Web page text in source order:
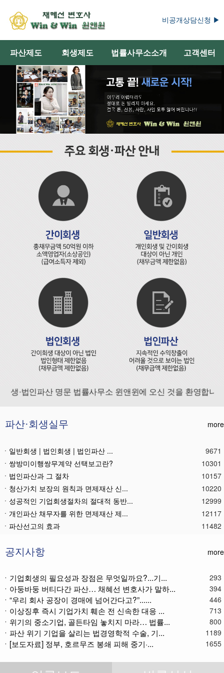
비공개상담신청 ▶
파산제도 회생제도 법률사무소소개 고객센터
·법인파산 명문 법률사무소 윈앤윈에 오신 것을 환영합니다.
파산·회생실무 more
ㆍ일반회생 | 법인회생 | 법인파산 ...
9671
ㆍ쌍방미이행쌍무계약 선택보고란?
10301
ㆍ법인파산과 그 절차
10157
ㆍ청산가치 보장의 원칙과 면제재산 신...
10220
ㆍ성공적인 기업회생절차의 절대적 동반...
12999
ㆍ개인파산 채무자를 위한 면제재산 제...
12117
ㆍ파산선고의 효과
11482
ㆍ법인파산재단의 자산 양수
11800
ㆍ법인파산절차를 통한 대표이사의 면책...
11805
ㆍ법인파산 후 이사의 연대보증책임 해...
11582
ㆍ법인파산절차와 기업회생절차 개요
11879
ㆍ개인회생재단채권(우선권이 있는 채권...
11122
ㆍ개인회생재단이란?
11052
ㆍ개인회생채권이란?
11286
ㆍ가용소득이란?
ㆍ회생신청 후 경매절차 정지신청은?
11382
공지사항 more
ㆍ기업회생의 필요성과 장점은 무엇일까요?...기... 293
ㆍ아둥바둥 버티다간 파산… 채혜선 변호사가 말하... 394
ㆍ“우리 회사 공장이 경매에 넘어간다고?”...... 446
ㆍ이상징후 즉시 기업가치 훼손 전 신속한 대응 ... 713
ㆍ위기의 중소기업, 골든타임 놓치지 마라… 법률... 800
ㆍ파산 위기 기업을 살리는 법경영학적 수술, 기... 1189
ㆍ[보도자료] 정부, 호르무즈 봉쇄 피해 중기·... 1655